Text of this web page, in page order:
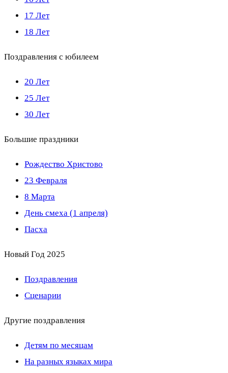
17 Лет
18 Лет
Поздравления с юбилеем
20 Лет
25 Лет
30 Лет
Большие праздники
Рождество Христово
23 Февраля
8 Марта
День смеха (1 апреля)
Пасха
Новый Год 2025
Поздравления
Сценарии
Другие поздравления
Детям по месяцам
На разных языках мира